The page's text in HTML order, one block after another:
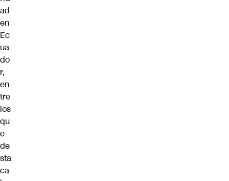
ad
en
Ec
ua
do
r,
en
tre
los
qu
e
de
sta
ca